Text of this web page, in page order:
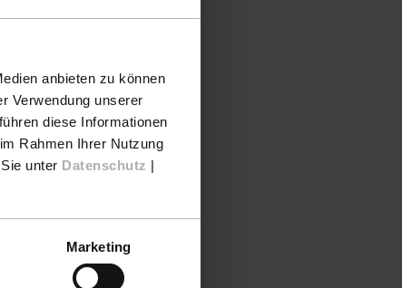
anbieten zu können
Verwendung unserer
diese Informationen
Rahmen Ihrer Nutzung
unter Datenschutz |
Marketing